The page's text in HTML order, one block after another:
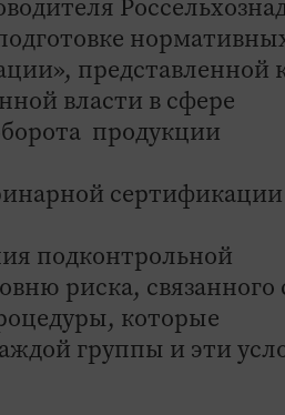
представленной
власти в сфере
продукции
подконтрольной
риска, связанного
которые
группы и эти